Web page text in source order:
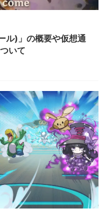
ル)」の概要や仮想通
いて